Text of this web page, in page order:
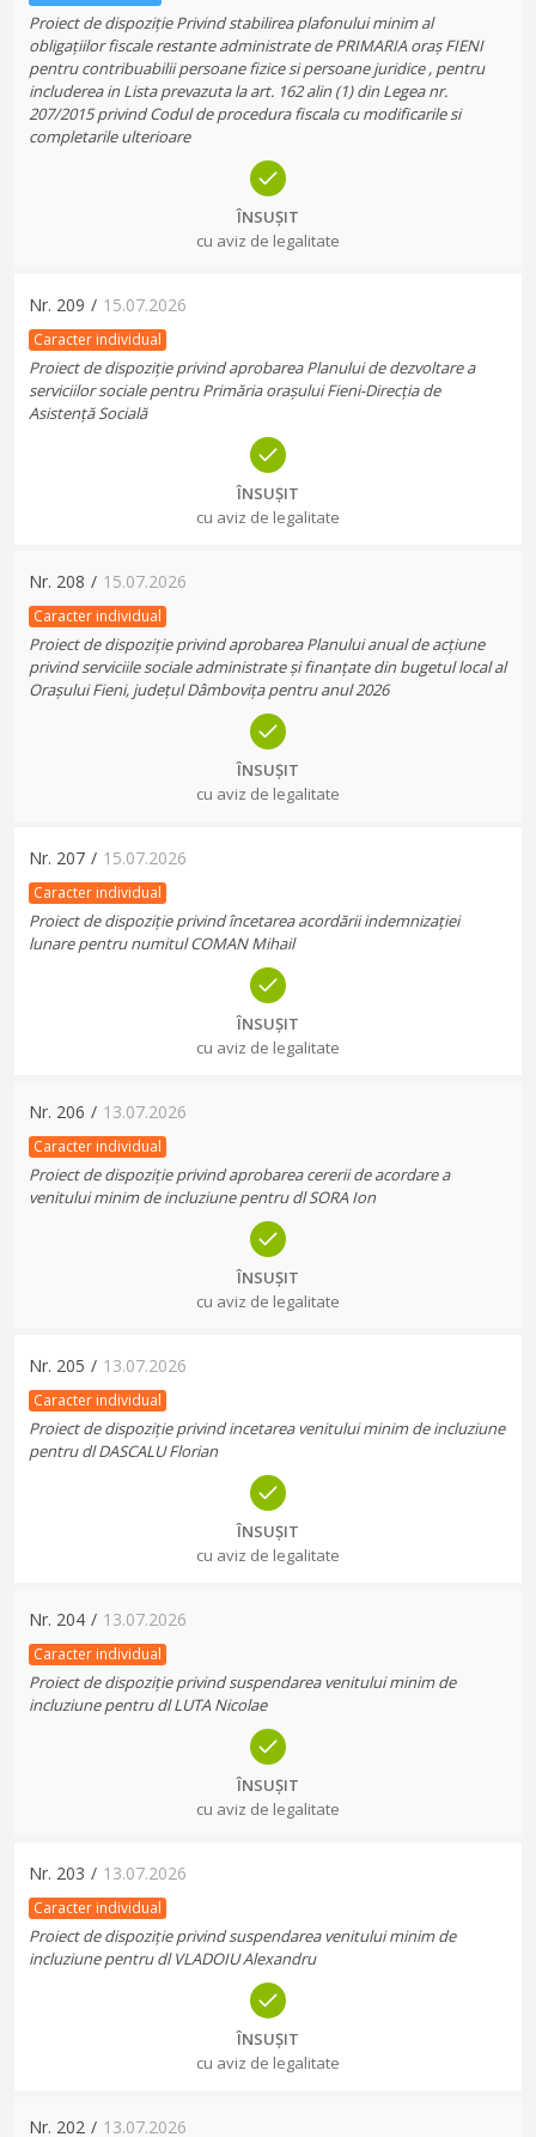
Proiect de dispoziție Privind stabilirea plafonului minim al
obligațiilor fiscale restante administrate de PRIMARIA oraș FIENI
pentru contribuabilii persoane fizice si persoane juridice , pentru
includerea in Lista prevazuta la art. 162 alin (1) din Legea nr.
207/2015 privind Codul de procedura fiscala cu modificarile si
completarile ulterioare
ÎNSUȘIT
cu aviz de legalitate
Nr. 209 / 15.07.2026
Caracter individual
Proiect de dispoziție privind aprobarea Planului de dezvoltare a
serviciilor sociale pentru Primăria orașului Fieni-Direcția de
Asistență Socială
ÎNSUȘIT
cu aviz de legalitate
Nr. 208 / 15.07.2026
Caracter individual
Proiect de dispoziție privind aprobarea Planului anual de acțiune
privind serviciile sociale administrate și finanțate din bugetul local al
Orașului Fieni, județul Dâmbovița pentru anul 2026
ÎNSUȘIT
cu aviz de legalitate
Nr. 207 / 15.07.2026
Caracter individual
Proiect de dispoziție privind încetarea acordării indemnizației
lunare pentru numitul COMAN Mihail
ÎNSUȘIT
cu aviz de legalitate
Nr. 206 / 13.07.2026
Caracter individual
Proiect de dispoziție privind aprobarea cererii de acordare a
venitului minim de incluziune pentru dl SORA Ion
ÎNSUȘIT
cu aviz de legalitate
Nr. 205 / 13.07.2026
Caracter individual
Proiect de dispoziție privind incetarea venitului minim de incluziune
pentru dl DASCALU Florian
ÎNSUȘIT
cu aviz de legalitate
Nr. 204 / 13.07.2026
Caracter individual
Proiect de dispoziție privind suspendarea venitului minim de
incluziune pentru dl LUTA Nicolae
ÎNSUȘIT
cu aviz de legalitate
Nr. 203 / 13.07.2026
Caracter individual
Proiect de dispoziție privind suspendarea venitului minim de
incluziune pentru dl VLADOIU Alexandru
ÎNSUȘIT
cu aviz de legalitate
Nr. 202 / 13.07.2026